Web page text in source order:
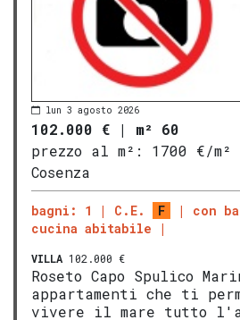
lun 3 agosto 2026
102.000 € | m² 60
prezzo al m²:
1700 €/m²
Cosenza
bagni: 1 C.E. F
con
cucina abitabile
VILLA 102.000 €
Roseto Capo Spulico
appartamenti che ti
vivere il mare tutto